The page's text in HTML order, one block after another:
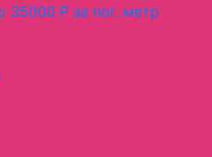
35000 Р за пог. метр